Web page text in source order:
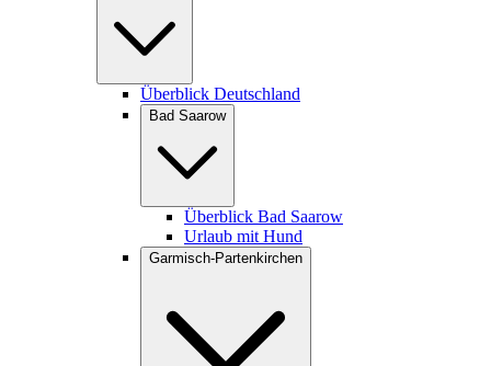
Überblick Deutschland
Bad Saarow
Überblick Bad Saarow
Urlaub mit Hund
Garmisch-Partenkirchen